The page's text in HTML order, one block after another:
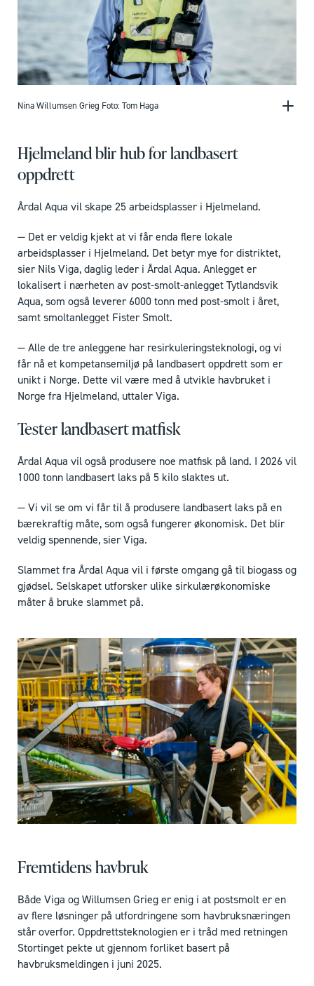
Nina Willumsen Grieg Foto: Tom Haga
Hjelmeland blir hub for landbasert
oppdrett
Årdal Aqua vil skape 25 arbeidsplasser i Hjelmeland.
— Det er veldig kjekt at vi får enda flere lokale
arbeidsplasser i Hjelmeland. Det betyr mye for distriktet,
sier Nils Viga, daglig leder i Årdal Aqua. Anlegget er
lokalisert i nærheten av post-smolt-anlegget Tytlandsvik
Aqua, som også leverer 6000 tonn med post-smolt i året,
samt smoltanlegget Fister Smolt.
— Alle de tre anleggene har resirkuleringsteknologi, og vi
får nå et kompetansemiljø på landbasert oppdrett som er
unikt i Norge. Dette vil være med å utvikle havbruket i
Norge fra Hjelmeland, uttaler Viga.
Tester landbasert matfisk
Årdal Aqua vil også produsere noe matfisk på land. I 2026 vil
1000 tonn landbasert laks på 5 kilo slaktes ut.
— Vi vil se om vi får til å produsere landbasert laks på en
bærekraftig måte, som også fungerer økonomisk. Det blir
veldig spennende, sier Viga.
Slammet fra Årdal Aqua vil i første omgang gå til biogass og
gjødsel. Selskapet utforsker ulike sirkulærøkonomiske
måter å bruke slammet på.
Fremtidens havbruk
Både Viga og Willumsen Grieg er enig i at postsmolt er en
av flere løsninger på utfordringene som havbruksnæringen
står overfor. Oppdrettsteknologien er i tråd med retningen
Stortinget pekte ut gjennom forliket basert på
havbruksmeldingen i juni 2025.